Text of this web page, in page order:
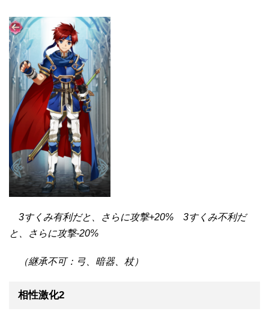
3すくみ有利だと、さらに攻撃+20% 3すくみ不利だ
と、さらに攻撃-20%
（継承不可：弓、暗器、杖）
相性激化2